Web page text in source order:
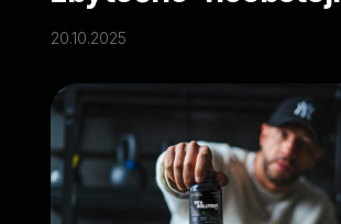
20.10.2025